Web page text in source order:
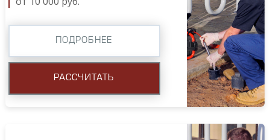
ПОДРОБНЕЕ
РАССЧИТАТЬ